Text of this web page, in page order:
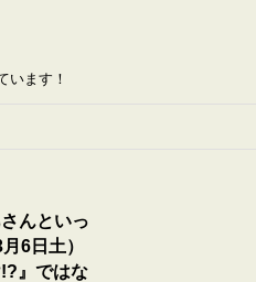
います！
んといっ
6日土）
!?』ではな